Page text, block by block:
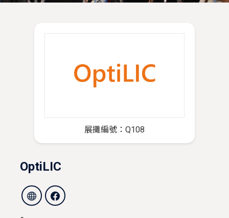
展攤編號：Q108
OptiLIC